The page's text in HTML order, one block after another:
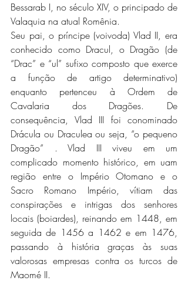
Bessarab I, no século XIV, o principado de
Valaquia na atual Romênia.
Seu pai, o príncipe (voivoda) Vlad II, era
conhecido como Dracul, o Dragão (de
“Drac” e “ul” sufixo composto que exerce
a função de artigo determinativo)
enquanto pertenceu à Ordem de
Cavalaria dos Dragões. De
consequência, Vlad III foi conominado
Drácula ou Draculea ou seja, “o pequeno
Dragão” . Vlad III viveu em um
complicado momento histórico, em uam
região entre o Império Otomano e o
Sacro Romano Império, vítiam das
conspirações e intrigas dos senhores
locais (boiardes), reinando em 1448, em
seguida de 1456 a 1462 e em 1476,
passando à história graças às suas
valorosas empresas contra os turcos de
Maomé II.